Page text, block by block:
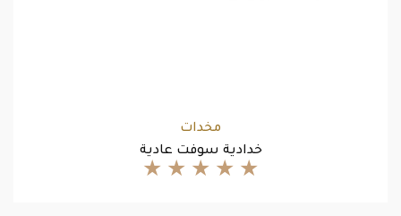
مخدات
خدادية سوفت عادية
★ ★ ★ ★ ★